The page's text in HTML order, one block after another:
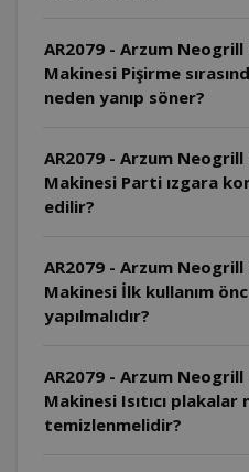
AR2079 - Arzum
Makinesi Pişirme
neden yanıp söner?
AR2079 - Arzum
Makinesi Parti ızgara
edilir?
AR2079 - Arzum
Makinesi İlk kullanım
yapılmalıdır?
AR2079 - Arzum
Makinesi Isıtıcı plakalar
temizlenmelidir?